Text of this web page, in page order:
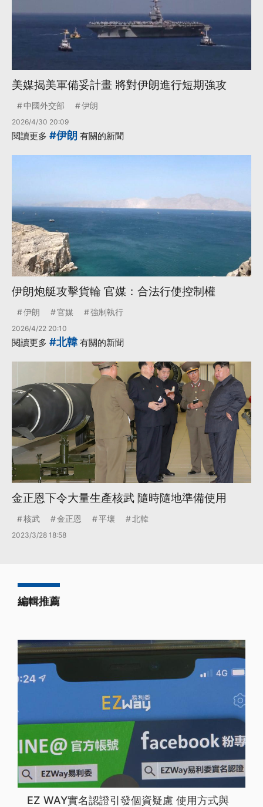
美媒揭美軍備妥計畫 將對伊朗進行短期強攻
中國外交部 伊朗
2026/4/30 20:09
閱讀更多 #伊朗 有關的新聞
伊朗炮艇攻擊貨輪 官媒：合法行使控制權
伊朗 官媒 強制執行
2026/4/22 20:10
閱讀更多 #北韓 有關的新聞
金正恩下令大量生產核武 隨時隨地準備使用
核武 金正恩 平壤 北韓
2023/3/28 18:58
編輯推薦
EZ WAY實名認證引發個資疑慮 使用方式與